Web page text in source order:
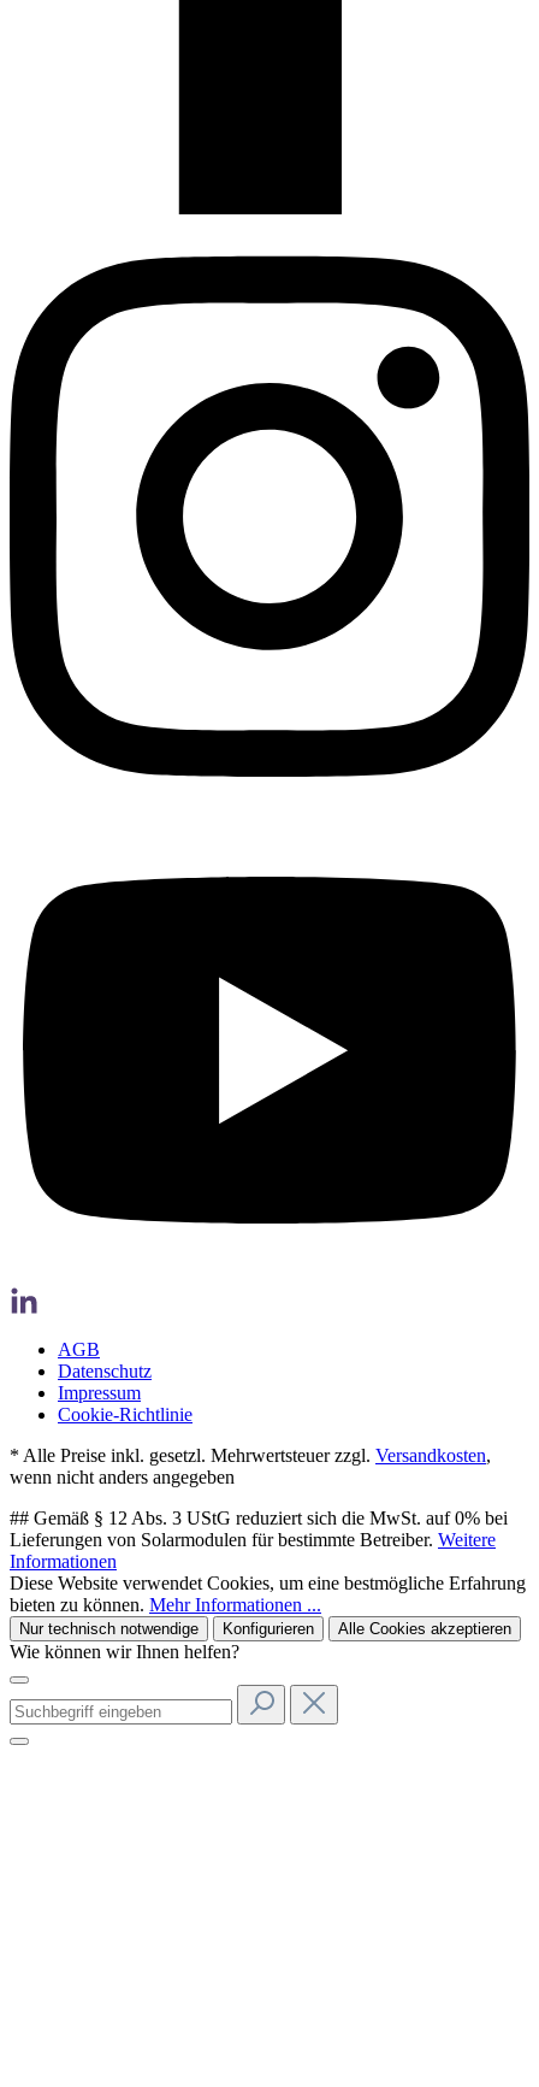
AGB
Datenschutz
Impressum
Cookie-Richtlinie
* Alle Preise inkl. gesetzl. Mehrwertsteuer zzgl. Versandkosten,
wenn nicht anders angegeben
## Gemäß § 12 Abs. 3 UStG reduziert sich die MwSt. auf 0% bei
Lieferungen von Solarmodulen für bestimmte Betreiber. Weitere
Informationen
Diese Website verwendet Cookies, um eine bestmögliche Erfahrung
bieten zu können. Mehr Informationen ...
Nur technisch notwendige Konfigurieren Alle Cookies akzeptieren
Wie können wir Ihnen helfen?